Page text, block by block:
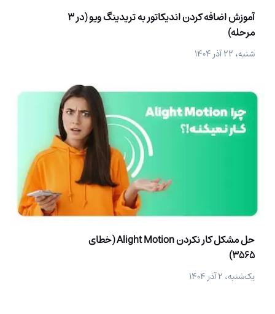
آموزش اضافه کردن اندیکاتور به تریدینگ ویو (در 3
مرحله)
شنبه، ۲۲ آذر ۱۴۰۴
حل مشکل کار نکردن Alight Motion (خطای
3565)
یک‌شنبه، ۲ آذر ۱۴۰۴